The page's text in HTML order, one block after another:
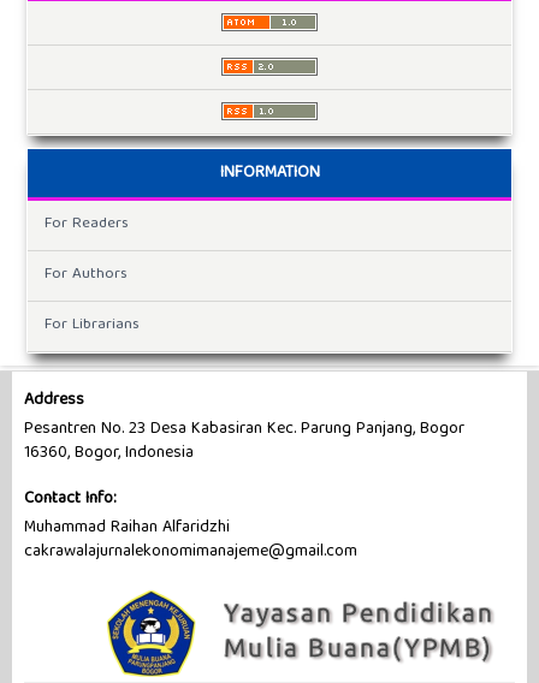
INFORMATION
For Readers
For Authors
For Librarians
Address
Pesantren No. 23 Desa Kabasiran Kec. Parung Panjang, Bogor
16360, Bogor, Indonesia
Contact Info:
Muhammad Raihan Alfaridzhi
cakrawalajurnalekonomimanajeme@gmail.com